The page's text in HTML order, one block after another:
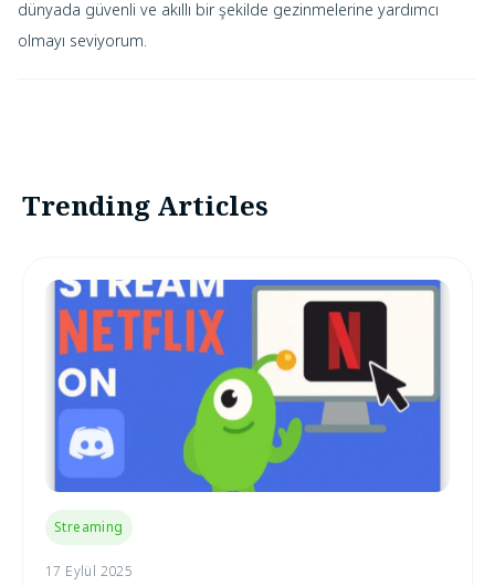
dünyada güvenli ve akıllı bir şekilde gezinmelerine yardımcı
olmayı seviyorum.
Trending Articles
Streaming
17 Eylül 2025